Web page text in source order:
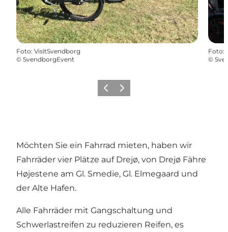
Foto: VisitSvendborg
© SvendborgEvent
Foto:
©
Vorherige Folie
Nächste Folie
Möchten Sie ein Fahrrad mieten, haben wir
Fahrräder vier Plätze auf Drejø, von Drejø Fähre
Højestene am Gl. Smedie, Gl. Elmegaard und
der Alte Hafen.
Alle Fahrräder mit Gangschaltung und
Schwerlastreifen zu reduzieren Reifen, es